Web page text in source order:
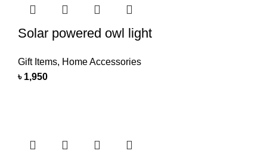
Solar powered owl light
Gift Items, Home Accessories
৳ 1,950